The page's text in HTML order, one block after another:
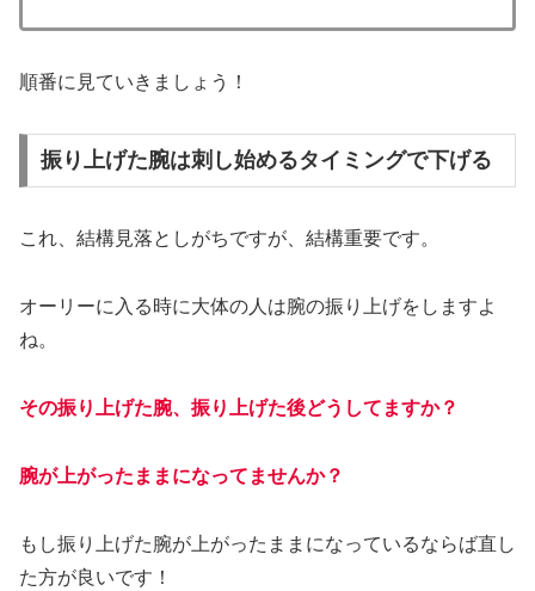
順番に見ていきましょう！
振り上げた腕は刺し始めるタイミングで下げる
これ、結構見落としがちですが、結構重要です。
オーリーに入る時に大体の人は腕の振り上げをしますよ
ね。
その振り上げた腕、振り上げた後どうしてますか？
腕が上がったままになってませんか？
もし振り上げた腕が上がったままになっているならば直し
た方が良いです！